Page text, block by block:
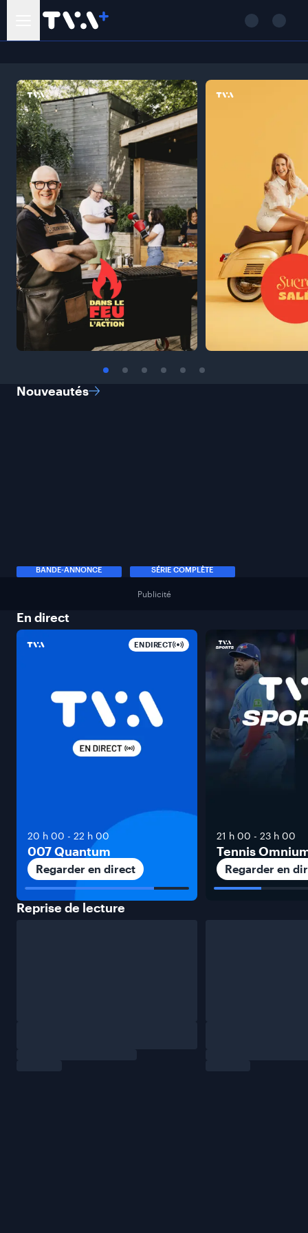
Nouveautés
BANDE-ANNONCE SÉRIE COMPLÈTE
Publicité
En direct
EN DIRECT
20 h 00 - 22 h 00
007 Quantum
Regarder en direct
21 h 00 - 23 h 00
Tennis
Regarder en
Reprise de lecture